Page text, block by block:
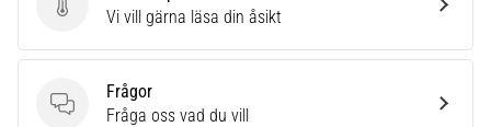
Skriv en produktrecension
Vi vill gärna läsa din åsikt
Frågor
Frågor
Fråga oss vad du vill